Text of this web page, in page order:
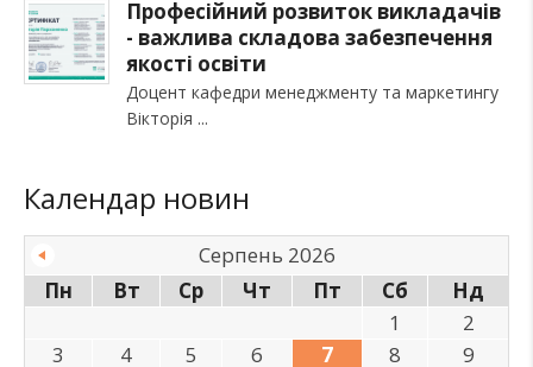
Професійний розвиток викладачів
- важлива складова забезпечення
якості освіти
Доцент кафедри менеджменту та маркетингу
Вікторія
Календар новин
Серпень 2026
Пн
Вт Ср Чт Пт Сб
Нд
1
2
3
4 5 6 7 8
9